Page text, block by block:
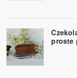
proste